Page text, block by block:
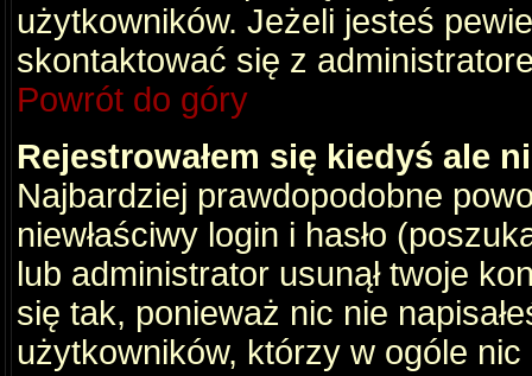
użytkowników. Jeżeli jesteś
skontaktować się z
Powrót do góry
Rejestrowałem się kiedyś ale
Najbardziej prawdopodobne
niewłaściwy login i hasło
lub administrator usunął twoje
się tak, ponieważ nic nie
użytkowników, którzy w ogóle